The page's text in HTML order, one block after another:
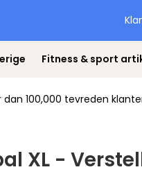
Fitness & sport
dan 100,000 tevreden
XL -